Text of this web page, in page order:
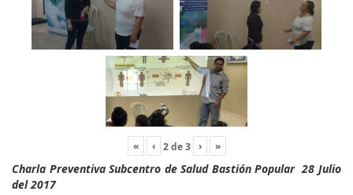
« ‹ 2de3 › »
Charla Preventiva Subcentro de Salud Bastión Popular 28 Julio
del 2017